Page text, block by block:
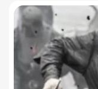
به روش سنتی+ نکات روغن